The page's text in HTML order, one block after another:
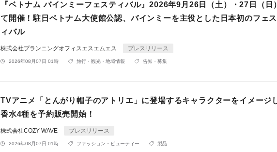
『ベトナム バインミーフェスティバル』2026年9月26日（土）・27日（日
て開催！駐日ベトナム大使館公認、バインミーを主役とした日本初のフェ
ィバル
株式会社プランニングオフィスエスエムエス プレスリリース
2026年08月07日 01時 旅行・観光・地域情報 告知・募集
TVアニメ「とんがり帽子のアトリエ」に登場するキャラクターをイメージ
香水4種を予約販売開始！
株式会社COZY WAVE プレスリリース
2026年08月07日 01時 ファッション・ビューティー 製品